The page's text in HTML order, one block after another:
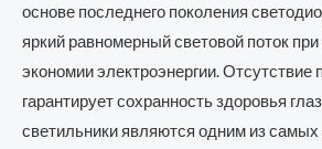
основе последнего поколения
яркий равномерный световой поток
экономии электроэнергии. Отсутствие
гарантирует сохранность здоровья
светильники являются одним из самых